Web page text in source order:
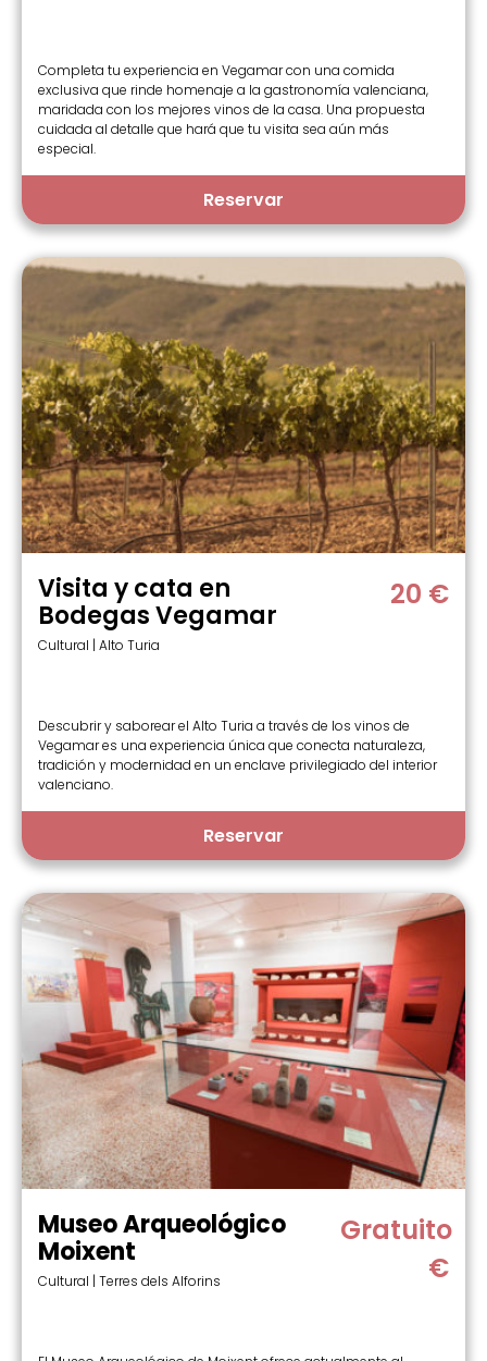
Completa tu experiencia en Vegamar con una comida
exclusiva que rinde homenaje a la gastronomía valenciana,
maridada con los mejores vinos de la casa. Una propuesta
cuidada al detalle que hará que tu visita sea aún más
especial.
Reservar
Visita y cata en
Bodegas Vegamar
Cultural | Alto Turia
20 €
Descubrir y saborear el Alto Turia a través de los vinos de
Vegamar es una experiencia única que conecta naturaleza,
tradición y modernidad en un enclave privilegiado del interior
valenciano.
Reservar
Museo Arqueológico
Moixent
Cultural | Terres dels Alforins
Gratuito
€